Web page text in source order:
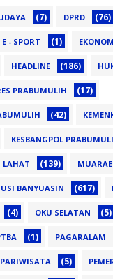
(7) DPRD (76)
E - SPORT (1)
HEADLINE (186)
PRABUMULIH (17)
(42)
KESBANGPOL
LAHAT (139)
BANYUASIN (617)
(4) OKU SELATAN (5)
(1) PAGARALAM
PARIWISATA (5)